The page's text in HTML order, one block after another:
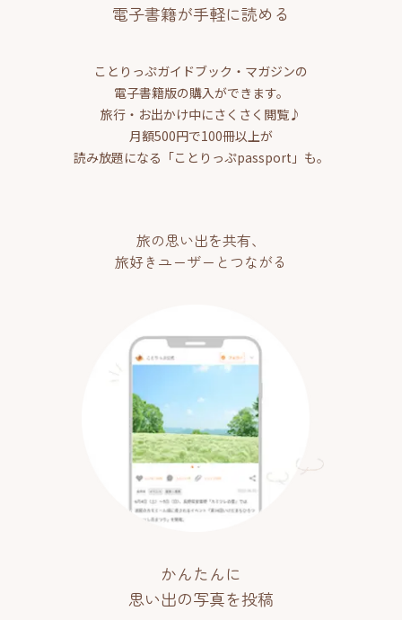
電子書籍が手軽に読める
ことりっぷガイドブック・マガジンの
電子書籍版の購入ができます。
旅行・お出かけ中にさくさく閲覧♪
月額500円で100冊以上が
読み放題になる「ことりっぷpassport」も。
旅の思い出を共有、
旅好きユーザーとつながる
かんたんに
思い出の写真を投稿